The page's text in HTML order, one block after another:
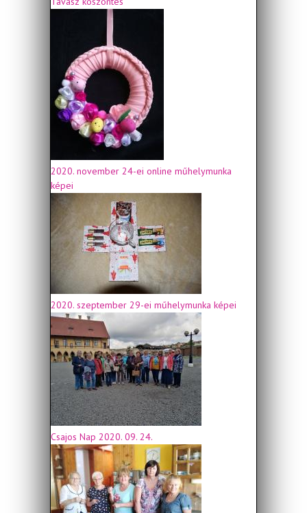
2020. november 24-ei online műhelymunka
képei
2020. szeptember 29-ei műhelymunka képei
Csajos Nap 2020. 09. 24.